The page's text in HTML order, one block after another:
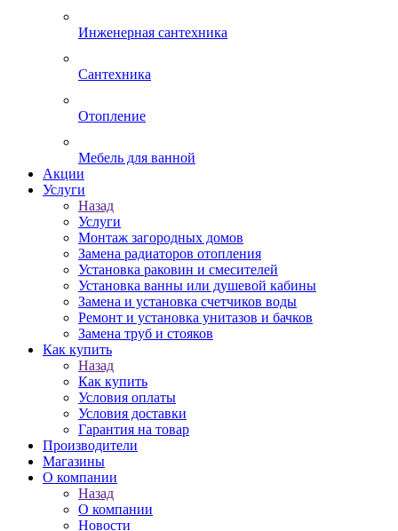
Инженерная сантехника
Сантехника
Отопление
Мебель для ванной
Акции
Услуги
Назад
Услуги
Монтаж загородных домов
Замена радиаторов отопления
Установка раковин и смесителей
Установка ванны или душевой кабины
Замена и установка счетчиков воды
Ремонт и установка унитазов и бачков
Замена труб и стояков
Как купить
Назад
Как купить
Условия оплаты
Условия доставки
Гарантия на товар
Производители
Магазины
О компании
Назад
О компании
Новости